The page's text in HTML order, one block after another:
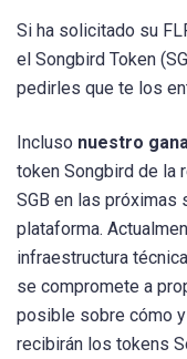
Si ha solicitado su
el Songbird Token
pedirles que te los
Incluso nuestro
token Songbird de la
SGB en las próximas
plataforma.
infraestructura
se compromete a
posible sobre cómo
recibirán los tokens